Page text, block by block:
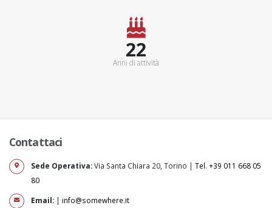
25+
Anni di attività
Contattaci
Sede Operativa:Via Santa Chiara 20, Torino | Tel. +39 011 668 05
80
Email: | info@somewhere.it